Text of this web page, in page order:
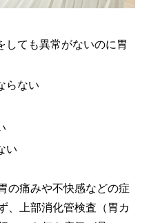
しても異常がないのに胃
らない
い
の痛みや不快感などの症
、上部消化管検査（胃カ